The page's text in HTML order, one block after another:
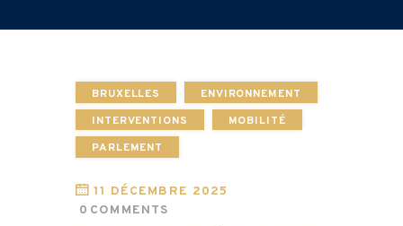
BRUXELLES
ENVIRONNEMENT
INTERVENTIONS
MOBILITÉ
PARLEMENT
11 DÉCEMBRE 2025
0 COMMENTS